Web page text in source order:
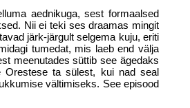
aednikuga, sest formaalsed
Nii ei teki ses draamas mingit
järk-järgult selgema kuju, eriti
tumedat, mis laeb end välja
meenutades süttib see ägedaks
Orestese ta sülest, kui nad seal
vältimiseks. See episood